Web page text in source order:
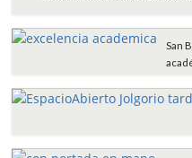
San